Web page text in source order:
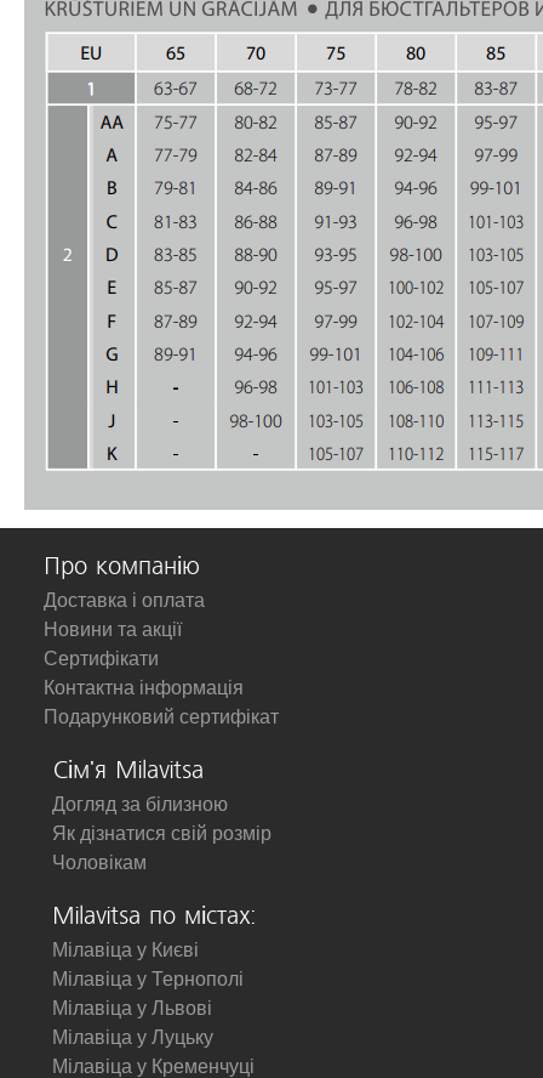
Про компанію
Доставка і оплата
Новини та акції
Сертифікати
Контактна інформація
Подарунковий сертифікат
Сім'я Milavitsa
Догляд за білизною
Як дізнатися свій розмір
Чоловікам
Milavitsa по містах:
Мілавіца у Києві
Мілавіца у Тернополі
Мілавіца у Львові
Мілавіца у Луцьку
Мілавіца у Кременчуці